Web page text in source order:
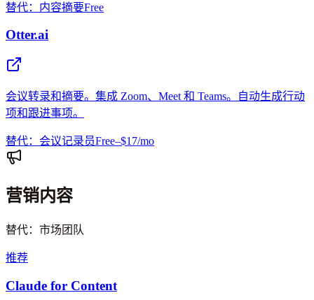
替代：内容摘要Free
Otter.ai
会议转录和摘要。集成 Zoom、Meet 和 Teams。自动生成行动
项和跟进事项。
替代：会议记录员Free–$17/mo
营销内容
替代：市场团队
推荐
Claude for Content